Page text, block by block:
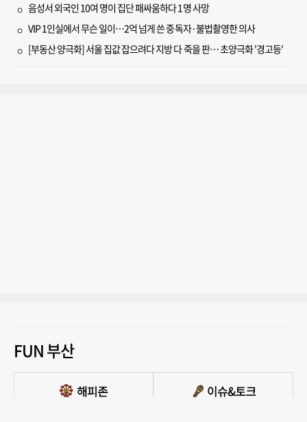
음성서 외국인 10여 명이 집단 패싸움하다 1명 사망
VIP 1인실에서 무슨 일이…2억 넘게 쓴 중독자·불법촬영한 의사
[부동산 양극화] 서울 집값 잡으려다 지방 다 죽을 판… 초양극화 '경고등'
FUN 부산